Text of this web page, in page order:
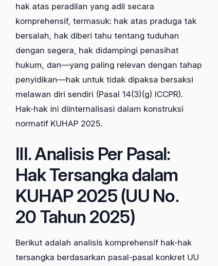
hak atas peradilan yang adil secara
komprehensif, termasuk: hak atas praduga tak
bersalah, hak diberi tahu tentang tuduhan
dengan segera, hak didampingi penasihat
hukum, dan—yang paling relevan dengan tahap
penyidikan—hak untuk tidak dipaksa bersaksi
melawan diri sendiri (Pasal 14(3)(g) ICCPR).
Hak-hak ini diinternalisasi dalam konstruksi
normatif KUHAP 2025.
III. Analisis Per Pasal:
Hak Tersangka dalam
KUHAP 2025 (UU No.
20 Tahun 2025)
Berikut adalah analisis komprehensif hak-hak
tersangka berdasarkan pasal-pasal konkret UU